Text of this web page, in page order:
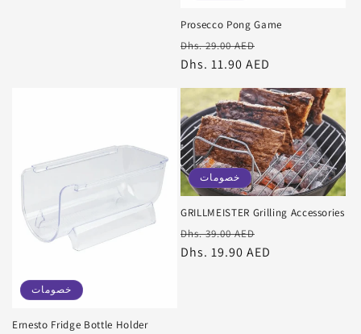
Prosecco Pong Game
سعر
عادي
Dhs. 29.00 AED
البيعDhs. 11.90 AED
خصومات
Ernesto Fridge Bottle Holder
خصومات
GRILLMEISTER Grilling Accessories
سعر
عادي
Dhs. 39.00 AED
البيعDhs. 19.90 AED